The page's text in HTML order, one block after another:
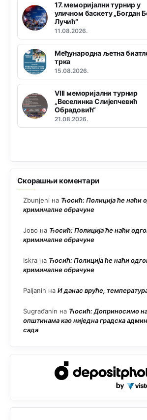
17. меморијални турнир у
уличном баскету „Богдан
Лучић“
11.08.2026.
Међународна љетна
трка
15.08.2026.
VIII меморијални турнир
„Веселинка Слијепчевић
Обрадовић“
21.08.2026.
Скорашњи коментари
Zbunjeni на Ћосић: Полиција ће наћи
криминалне обрачуне
Јово на Ћосић: Полиција ће наћи
криминалне обрачуне
Iskra на Ћосић: Полиција ће наћи
криминалне обрачуне
Paljanin на И данас вруће,
Sugrađanin на Ћосић: Доприносимо
општинама као ниједна градска
сада